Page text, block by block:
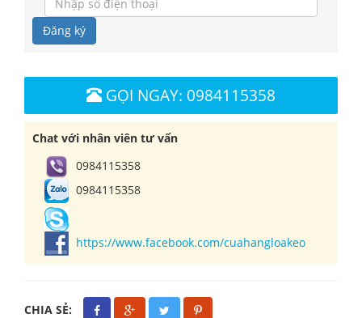
Đăng ký
GỌI NGAY: 0984115358
Chat với nhân viên tư vấn
0984115358
0984115358
https://www.facebook.com/cuahangloakeo
CHIA SẺ: